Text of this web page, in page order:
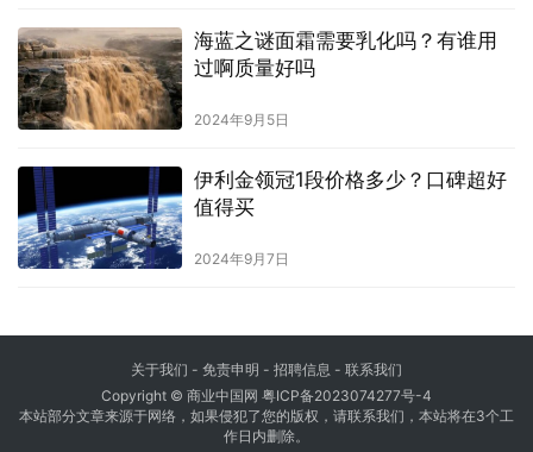
海蓝之谜面霜需要乳化吗？有谁用
过啊质量好吗
2024年9月5日
伊利金领冠1段价格多少？口碑超好
值得买
2024年9月7日
关于我们 - 免责申明 - 招聘信息 - 联系我们
Copyright © 商业中国网 粤ICP备2023074277号-4
本站部分文章来源于网络，如果侵犯了您的版权，请联系我们，本站将在3个工
作日内删除。